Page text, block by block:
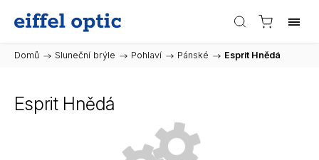
Domů / Sluneční brýle / Pohlaví / Pánské / Esprit Hnědá
Esprit Hnědá